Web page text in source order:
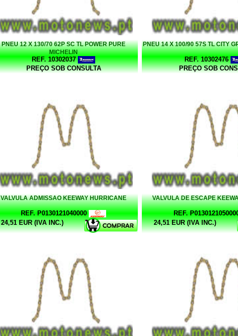
PNEU 12 X 130/70 62P SC TL POWER PURE
MICHELIN
REF. 10302037
PREÇO SOB CONSULTA
PNEU 14 X 100/90 57S TL CITY
REF. 10302476
PREÇO SOB
VALVULA ADMISSAO KEEWAY HURRICANE
REF. P0130121040000
24,51 EUR (IVA INC.)
VALVULA DE ESCAPE
REF.
24,51 EUR (IVA INC.)